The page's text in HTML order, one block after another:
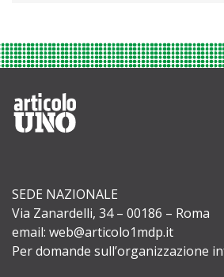
SEDE NAZIONALE
Via Zanardelli, 34 – 00186 – Roma
email: web@articolo1mdp.it
Per domande sull’organizzazione